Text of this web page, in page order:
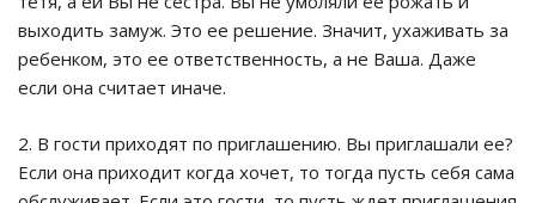
выходить замуж. Это ее решение. Значит, ухаживать за
ребенком, это ее ответственность, а не Ваша. Даже
если она считает иначе.
2. В гости приходят по приглашению. Вы приглашали ее?
Если она приходит когда хочет, то тогда пусть себя сама